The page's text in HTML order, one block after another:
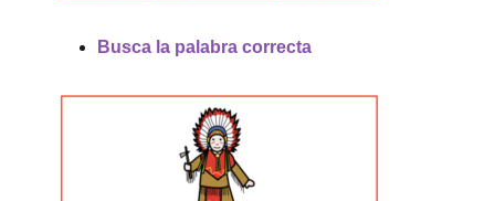
Busca la palabra correcta